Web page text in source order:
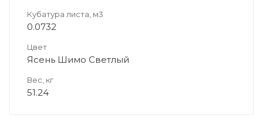
Кубатура листа, м3
0.0732
Цвет
Ясень Шимо Светлый
Вес, кг
51.24